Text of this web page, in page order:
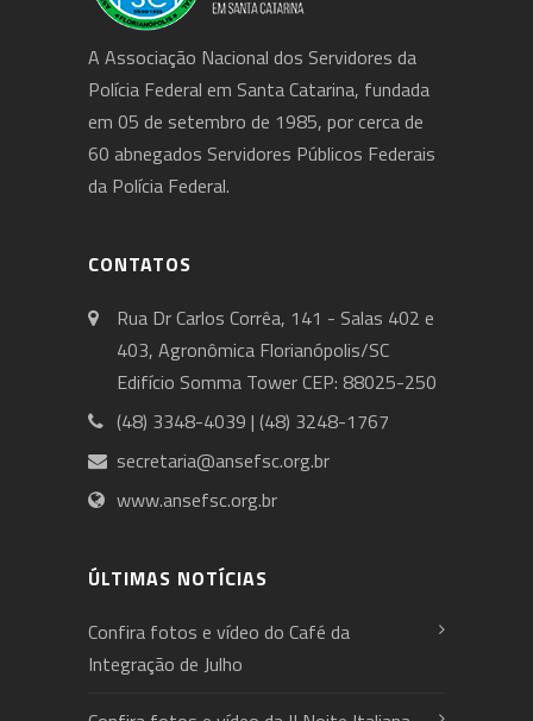
A Associação Nacional dos Servidores da
Polícia Federal em Santa Catarina, fundada
em 05 de setembro de 1985, por cerca de
60 abnegados Servidores Públicos Federais
da Polícia Federal.
CONTATOS
Rua Dr Carlos Corrêa, 141 - Salas 402 e
403, Agronômica Florianópolis/SC
Edifício Somma Tower CEP: 88025-250
(48) 3348-4039 | (48) 3248-1767
secretaria@ansefsc.org.br
www.ansefsc.org.br
ÚLTIMAS NOTÍCIAS
Confira fotos e vídeo do Café da
Integração de Julho